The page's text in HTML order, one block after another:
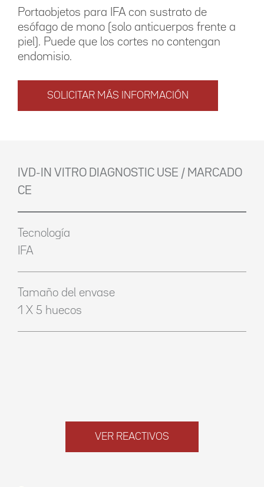
Portaobjetos para IFA con sustrato de
esófago de mono (solo anticuerpos frente a
piel). Puede que los cortes no contengan
endomisio.
SOLICITAR MÁS INFORMACIÓN
IVD-IN VITRO DIAGNOSTIC USE / MARCADO
CE
Tecnología
IFA
Tamaño del envase
1 X 5 huecos
VER REACTIVOS